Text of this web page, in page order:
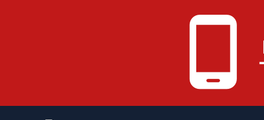
phone_android